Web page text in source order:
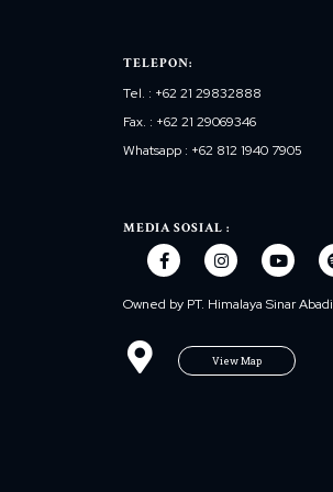
TELEPON:
Tel. : +62 21 29832888
Fax. : +62 21 29069346
Whatsapp : +62 812 1940 7905
MEDIA SOSIAL :
Owned by PT. Himalaya Sinar Abadi
View Map